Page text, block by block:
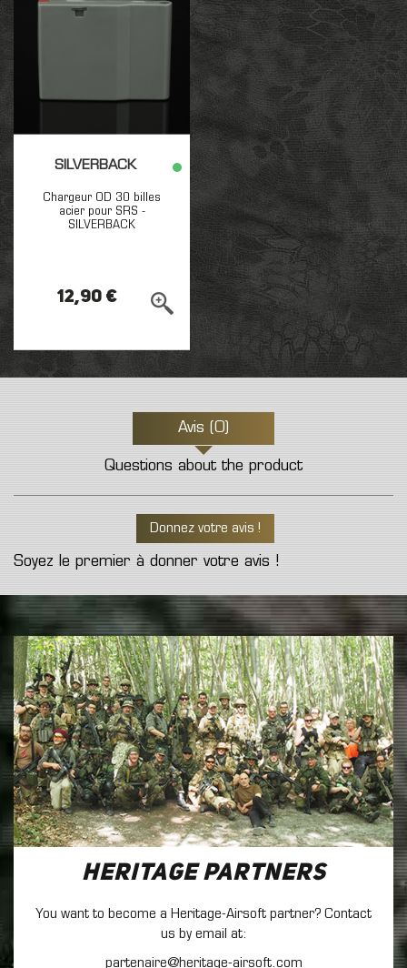
SILVERBACK
Chargeur OD 30 billes
acier pour SRS -
SILVERBACK
12,90 €
Avis (0)
Questions about the product
Donnez votre avis !
Soyez le premier à donner votre avis !
Heritage Partners
You want to become a Heritage-Airsoft partner? Contact
us by email at:
partenaire@heritage-airsoft.com